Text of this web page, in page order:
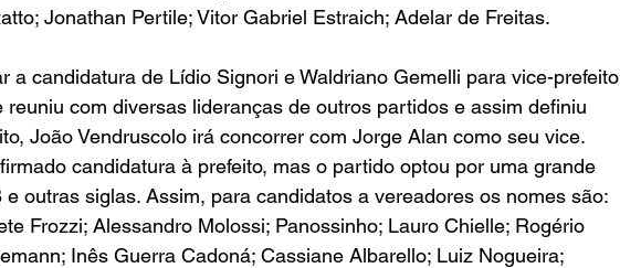
Jonathan Pertile; Vitor Gabriel Estraich; Adelar de Freitas.
a candidatura de Lídio Signori e Waldriano Gemelli para vice-prefeito
reuniu com diversas lideranças de outros partidos e assim definiu
João Vendruscolo irá concorrer com Jorge Alan como seu vice.
candidatura à prefeito, mas o partido optou por uma grande
outras siglas. Assim, para candidatos a vereadores os nomes são:
Frozzi; Alessandro Molossi; Panossinho; Lauro Chielle; Rogério
Inês Guerra Cadoná; Cassiane Albarello; Luiz Nogueira;